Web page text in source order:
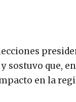
sostuvo que,
en la